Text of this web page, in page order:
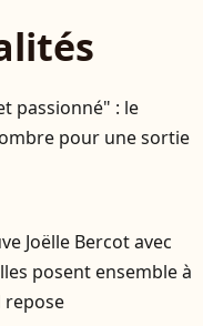
passionné" : le
pour une sortie
Joëlle Bercot avec
posent ensemble à
repose